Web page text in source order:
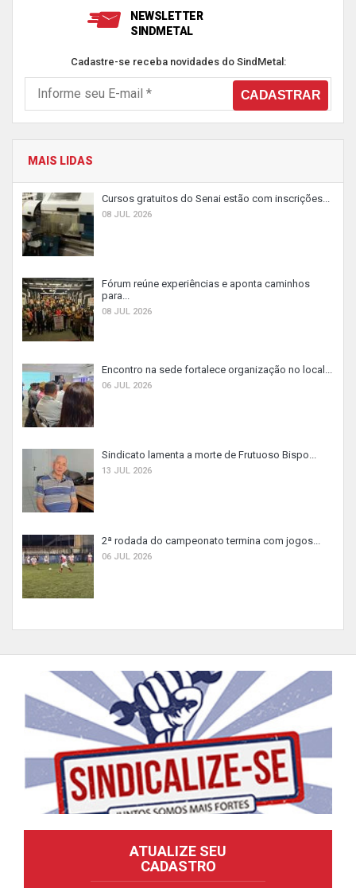
NEWSLETTER
SINDMETAL
Cadastre-se receba novidades do SindMetal:
MAIS LIDAS
Cursos gratuitos do Senai estão com inscrições...
08 JUL 2026
Fórum reúne experiências e aponta caminhos
para...
08 JUL 2026
Encontro na sede fortalece organização no local...
06 JUL 2026
Sindicato lamenta a morte de Frutuoso Bispo...
13 JUL 2026
2ª rodada do campeonato termina com jogos...
06 JUL 2026
ATUALIZE SEU
CADASTRO